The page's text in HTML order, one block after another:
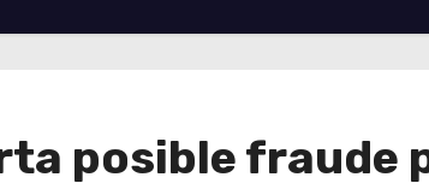
posible fraude